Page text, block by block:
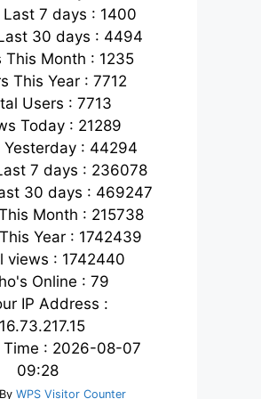
Last 7 days : 1400
30 days : 4494
Month : 1235
This Year : 7712
Users : 7713
Today : 21289
: 44294
7 days : 236078
30 days : 469247
Month : 215738
Year : 1742439
views : 1742440
Online : 79
IP Address :
: 2026-08-07
09:28
WPS Visitor Counter